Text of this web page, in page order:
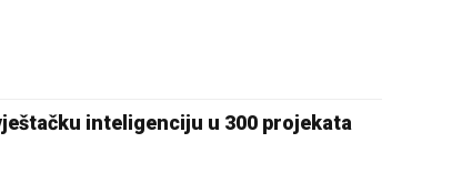
inteligenciju u 300 projekata